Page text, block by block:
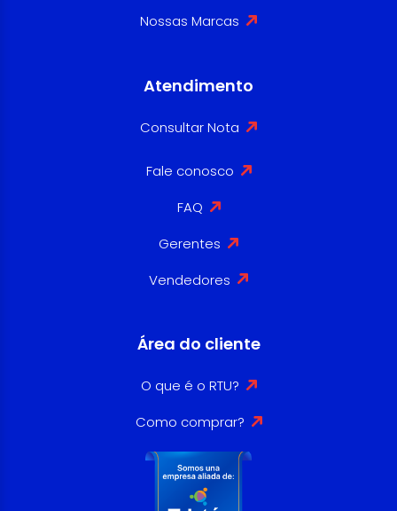
Nossas Marcas
Atendimento
Consultar Nota
Fale conosco
FAQ
Gerentes
Vendedores
Área do cliente
O que é o RTU?
Como comprar?